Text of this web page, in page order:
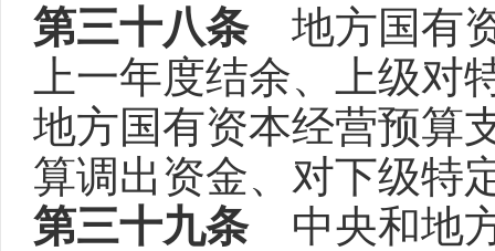
第三十八条地方国有资
上一年度结余、上级
地方国有资本经营预算
算调出资金、对下级特
第三十九条中央和地方